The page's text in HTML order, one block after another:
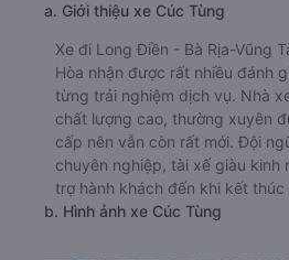
a. Giới thiệu xe Cúc Tùng
Xe đi Long Điền - Bà Rịa-Vũng
Hòa nhận được rất nhiều đánh
từng trải nghiệm dịch vụ. Nhà
chất lượng cao, thường xuyên
cấp nên vẫn còn rất mới. Đội
chuyên nghiệp, tài xế giàu kinh
trợ hành khách đến khi kết thúc
b. Hình ảnh xe Cúc Tùng